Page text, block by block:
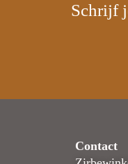
Schrijf
Contact